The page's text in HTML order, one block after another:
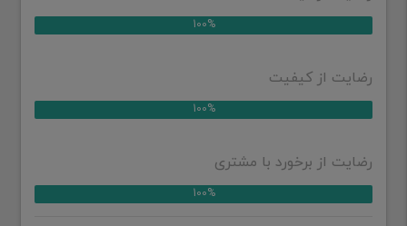
100%
رضایت از کیفیت
100%
رضایت از برخورد با مشتری
100%